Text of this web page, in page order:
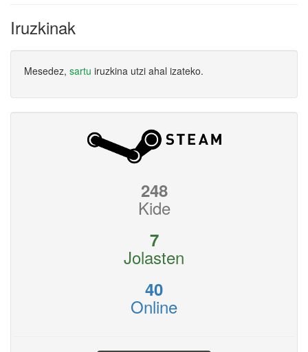
Iruzkinak
Mesedez, sartu iruzkina utzi ahal izateko.
248
Kide
7
Jolasten
40
Online